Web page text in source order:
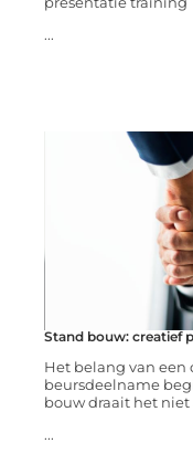
...
Stand bouw: creatief
Het belang van een
beursdeelname
bouw draait het
...